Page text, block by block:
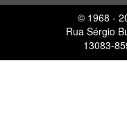
© 1968 -
Rua Sérgio
13083-